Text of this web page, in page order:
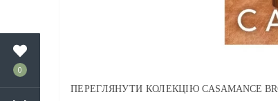
0
ПЕРЕГЛЯНУТИ КОЛЕКЦІЮCASAMANCE